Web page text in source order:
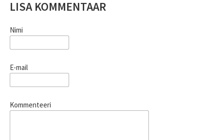
LISA KOMMENTAAR
Nimi
E-mail
Kommenteeri